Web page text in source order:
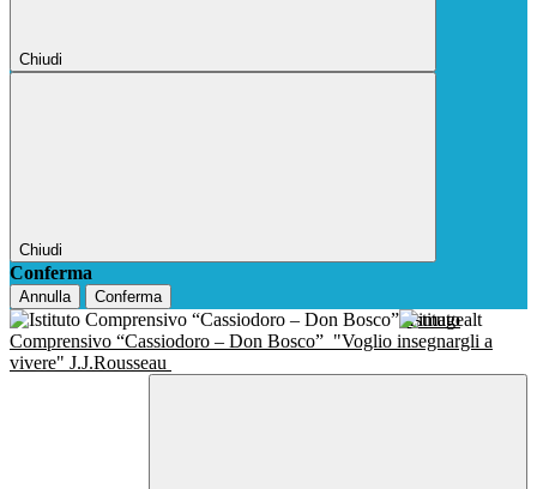
Chiudi
Chiudi
Conferma
Annulla Conferma
Istituto
Comprensivo “Cassiodoro – Don Bosco” "Voglio insegnargli a
vivere" J.J.Rousseau